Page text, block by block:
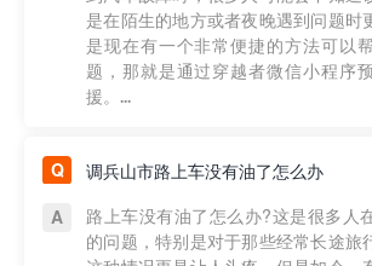
是在陌生的地方或者夜晚遇到问题时
是现在有一个非常便捷的方法可以
题，那就是通过穿越者微信小程序
援。...
调兵山市路上车没有油了怎么办
路上车没有油了怎么办?这是很多人
的问题，特别是对于那些经常长途旅